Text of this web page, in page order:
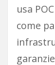
usa
come